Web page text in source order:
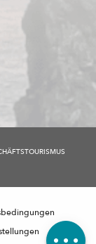
Kommentare